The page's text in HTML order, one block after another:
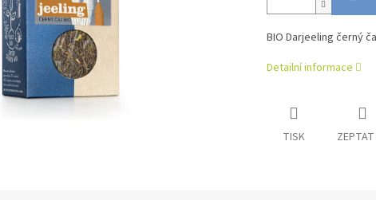
BIO Darjeeling černý
Detailní informace
TISK